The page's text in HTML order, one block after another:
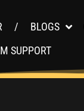
/ BLOGS
SUPPORT